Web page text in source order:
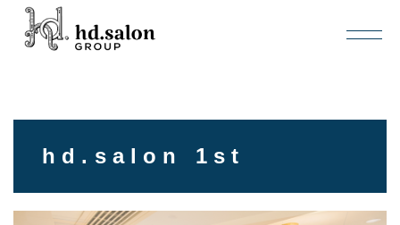
hd.salon 1st